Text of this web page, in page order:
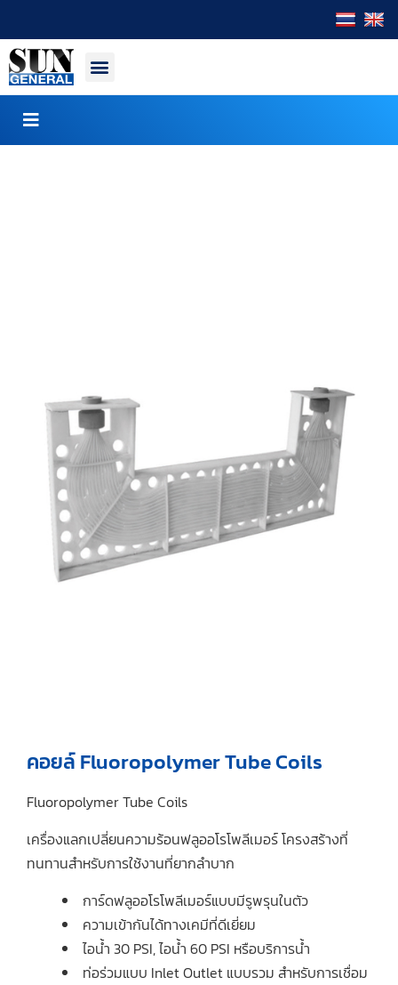
คอยล์ Fluoropolymer Tube Coils
Fluoropolymer Tube Coils
เครื่องแลกเปลี่ยนความร้อนฟลูออโรโพลีเมอร์ โครงสร้างที่
ทนทานสำหรับการใช้งานที่ยากลำบาก
การ์ดฟลูออโรโพลีเมอร์แบบมีรูพรุนในตัว
ความเข้ากันได้ทางเคมีที่ดีเยี่ยม
ไอน้ำ 30 PSI, ไอน้ำ 60 PSI หรือบริการน้ำ
ท่อร่วมแบบ Inlet Outlet แบบรวม สำหรับการเชื่อม